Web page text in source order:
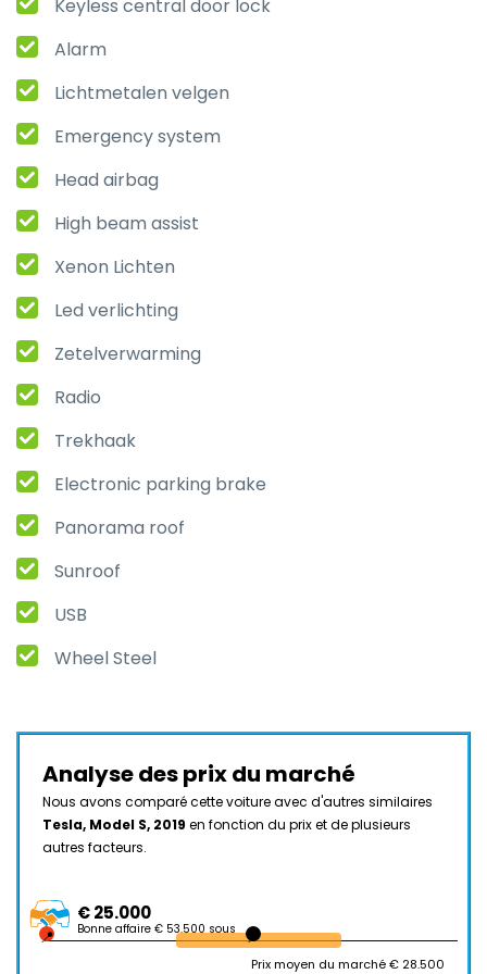
Keyless central door lock
Alarm
Lichtmetalen velgen
Emergency system
Head airbag
High beam assist
Xenon Lichten
Led verlichting
Zetelverwarming
Radio
Trekhaak
Electronic parking brake
Panorama roof
Sunroof
USB
Wheel Steel
Analyse des prix du marché
Nous avons comparé cette voiture avec d'autres similaires
Tesla, Model S, 2019 en fonction du prix et de plusieurs
autres facteurs.
€ 25.000
Bonne affaire € 53.500 sous
Prix moyen du marché € 28.500